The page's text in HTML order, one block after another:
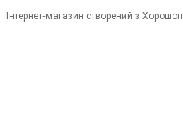
Інтернет-магазин створений з Хорошоп